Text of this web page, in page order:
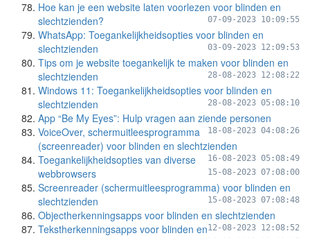
Hoe kan je een website laten voorlezen voor blinden en
slechtzienden?
07-09-2023 10:09:55
WhatsApp: Toegankelijkheidsopties voor blinden en
slechtzienden
03-09-2023 12:09:53
Tips om je website toegankelijk te maken voor blinden en
slechtzienden
28-08-2023 12:08:22
Windows 11: Toegankelijkheidsopties voor blinden en
slechtzienden
28-08-2023 05:08:10
App “Be My Eyes”: Hulp vragen aan ziende personen
18-08-2023 04:08:26
VoiceOver, schermuitleesprogramma
(screenreader) voor blinden en slechtzienden
16-08-2023 05:08:49
Toegankelijkheidsopties van diverse
webbrowsers
15-08-2023 07:08:00
Screenreader (schermuitleesprogramma) voor blinden en
slechtzienden
15-08-2023 07:08:48
Objectherkenningsapps voor blinden en slechtzienden
12-08-2023 12:08:52
Tekstherkenningsapps voor blinden en